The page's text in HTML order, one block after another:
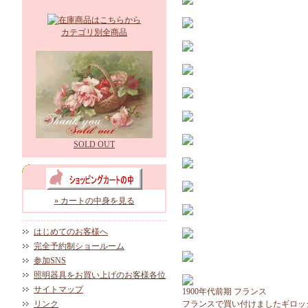
カテゴリ別全商品
SOLD OUT
» カートの中身を見る
はじめてのお客様へ
完全予約制ショールーム
参加SNS
照明器具をお買い上げのお客様各位
サイトマップ
リンク
1900年代前期 フランス
フランスで買い付けましたギロ